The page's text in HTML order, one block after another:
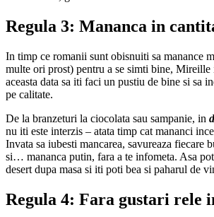
Regula 3: Mananca in
In timp ce romanii sunt obisnuiti sa manance
multe ori prost) pentru a se simti bine, Mireille
aceasta data sa iti faci un pustiu de bine si sa
pe calitate.
De la branzeturi la ciocolata sau sampanie, in
nu iti este interzis – atata timp cat mananci
Invata sa iubesti mancarea, savureaza fiecare
si… mananca putin, fara a te infometa. Asa
desert dupa masa si iti poti bea si paharul de
Regula 4: Fara gustari rele